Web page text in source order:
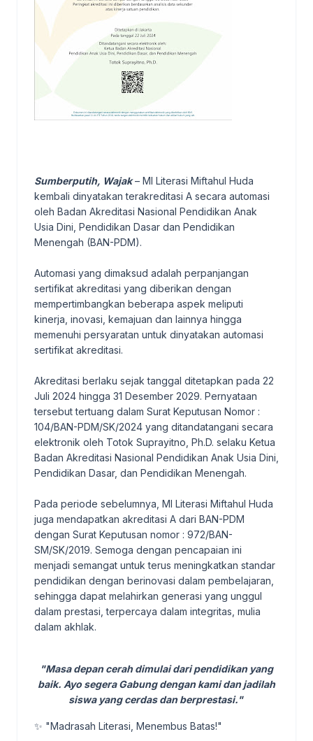
Sumberputih, Wajak– MI Literasi Miftahul Huda
kembali dinyatakan terakreditasi A secara automasi
oleh Badan Akreditasi Nasional Pendidikan Anak
Usia Dini, Pendidikan Dasar dan Pendidikan
Menengah (BAN-PDM).
Automasi yang dimaksud adalah perpanjangan
sertifikat akreditasi yang diberikan dengan
mempertimbangkan beberapa aspek meliputi
kinerja, inovasi, kemajuan dan lainnya hingga
memenuhi persyaratan untuk dinyatakan automasi
sertifikat akreditasi.
Akreditasi berlaku sejak tanggal ditetapkan pada 22
Juli 2024 hingga 31 Desember 2029. Pernyataan
tersebut tertuang dalam Surat Keputusan Nomor :
104/BAN-PDM/SK/2024 yang ditandatangani secara
elektronik oleh Totok Suprayitno, Ph.D. selaku Ketua
Badan Akreditasi Nasional Pendidikan Anak Usia Dini,
Pendidikan Dasar, dan Pendidikan Menengah.
Pada periode sebelumnya, MI Literasi Miftahul Huda
juga mendapatkan akreditasi A dari BAN-PDM
dengan Surat Keputusan nomor : 972/BAN-
SM/SK/2019. Semoga dengan pencapaian ini
menjadi semangat untuk terus meningkatkan standar
pendidikan dengan berinovasi dalam pembelajaran,
sehingga dapat melahirkan generasi yang unggul
dalam prestasi, terpercaya dalam integritas, mulia
dalam akhlak.
"Masa depan cerah dimulai dari pendidikan yang
baik. Ayo segera Gabung dengan kami dan jadilah
siswa yang cerdas dan berprestasi."
✨ "Madrasah Literasi, Menembus Batas!"